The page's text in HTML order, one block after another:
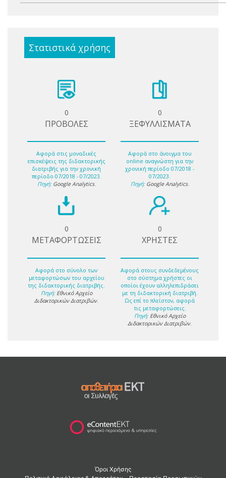
Στατιστικά χρήσης
0
ΠΡΟΒΟΛΕΣ
Αφορά στις μοναδικές
επισκέψεις της διδακτορικής
διατριβής για την χρονική
περίοδο 07/2018 - 07/2023.
Πηγή: Google Analytics.
0
ΞΕΦΥΛΛΙΣΜΑΤΑ
Αφορά στο άνοιγμα του
online αναγνώστη για την
χρονική περίοδο 07/2018 -
07/2023.
Πηγή: Google Analytics.
0
ΜΕΤΑΦΟΡΤΩΣΕΙΣ
Αφορά στο σύνολο των
μεταφορτώσων του αρχείου
της διδακτορικής διατριβής.
Πηγή: Εθνικό Αρχείο
Διδακτορικών Διατριβών.
0
ΧΡΗΣΤΕΣ
Αφορά στους συνδεδεμένους
στο σύστημα χρήστες οι
οποίοι έχουν αλληλεπιδράσει
με τη διδακτορική διατριβή.
Ως επί το πλείστον, αφορά
τις μεταφορτώσεις.
Πηγή: Εθνικό Αρχείο
Διδακτορικών Διατριβών.